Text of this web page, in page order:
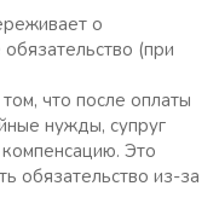
о
(при
что после оплаты
нужды, супруг
Это
обязательство из-за